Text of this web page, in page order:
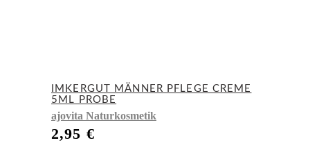
IMKERGUT MÄNNER PFLEGE CREME
5ML PROBE
ajovita Naturkosmetik
2,95 €